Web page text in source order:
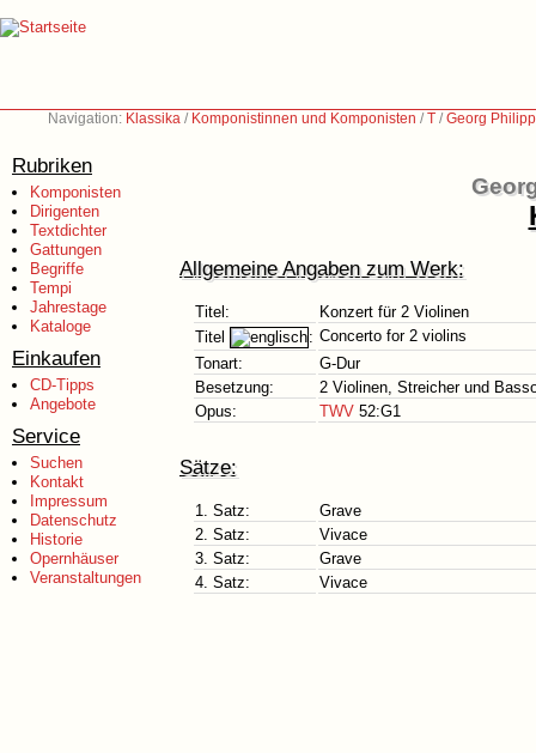
Navigation: Klassika / Komponistinnen und Komponisten /T /Georg
Rubriken
Komponisten
Dirigenten
Textdichter
Gattungen
Begriffe
Tempi
Jahrestage
Kataloge
Einkaufen
CD-Tipps
Angebote
Service
Suchen
Kontakt
Impressum
Datenschutz
Historie
Opernhäuser
Veranstaltungen
Allgemeine Angaben zum Werk:
Titel:
Konzert für 2 Violinen
Titel
: Concerto for 2 violins
Tonart:
G-Dur
Besetzung:
2 Violinen, Streicher und
Opus:
TWV 52:G1
Sätze:
1. Satz:
Grave
2. Satz:
Vivace
3. Satz:
Grave
4. Satz:
Vivace